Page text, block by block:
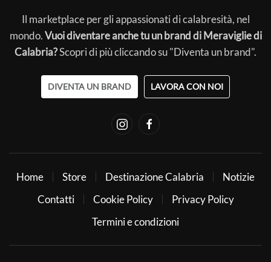
Il marketplace per gli appassionati di calabresità, nel
mondo.Vuoi diventare anche tu un brand di Meraviglie di
Calabria?Scopri di più cliccando su "Diventa un brand".
DIVENTA UN BRAND LAVORA CON NOI
Home Store Destinazione Calabria
Notizie
Contatti
Cookie Policy
Privacy Policy
Termini e condizioni